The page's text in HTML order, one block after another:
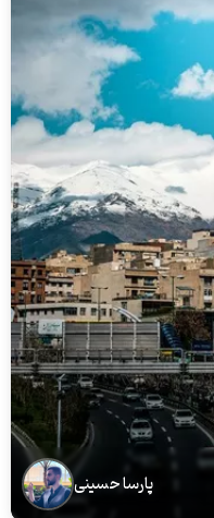
پارسا حسینی